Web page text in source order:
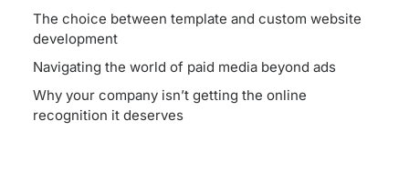
The choice between template and custom website
development
Navigating the world of paid media beyond ads
Why your company isn’t getting the online
recognition it deserves